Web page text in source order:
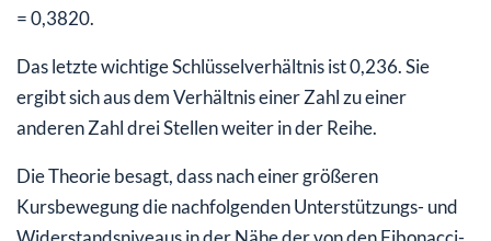
= 0,3820.
Das letzte wichtige Schlüsselverhältnis ist 0,236. Sie
ergibt sich aus dem Verhältnis einer Zahl zu einer
anderen Zahl drei Stellen weiter in der Reihe.
Die Theorie besagt, dass nach einer größeren
Kursbewegung die nachfolgenden Unterstützungs- und